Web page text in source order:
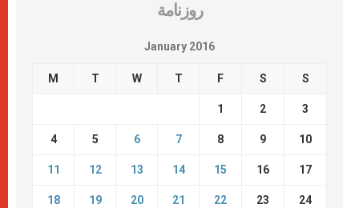
روزنامة
January 2016
M T W T F S S
1 2 3
4 5 6 7 8 9 10
11 12 13 14 15 16 17
18 19 20 21 22 23 24